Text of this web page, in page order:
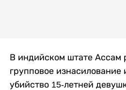
В индийском штате Ассам
групповое изнасилование
убийство 15-летней